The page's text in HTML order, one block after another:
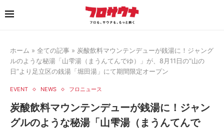
ホーム » 全ての記事 » 炭酸飲料マウンテンデューが銭湯に！ジャング
ルのような秘湯「山雫湯（まうんてんでゆ）」が、8月11日の“山の
日”より足立区の銭湯「堀田湯」にて期間限定オープン
EVENT NEWS フロニュース
炭酸飲料マウンテンデューが銭湯に！ジャン
グルのような秘湯「山雫湯（まうんてんで